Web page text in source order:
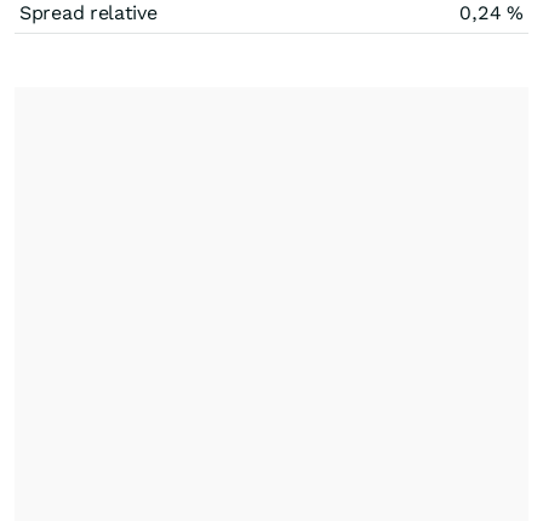
Spread relative
0,24 %